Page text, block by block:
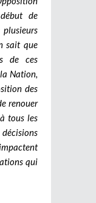
de
plusieurs
sait que
de ces
Nation,
des
renouer
tous les
qui